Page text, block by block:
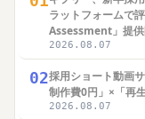
ラットフォームで
Assessment」提
2026.08.07
02採用ショート動画
制作費0円」×「再
2026.08.07